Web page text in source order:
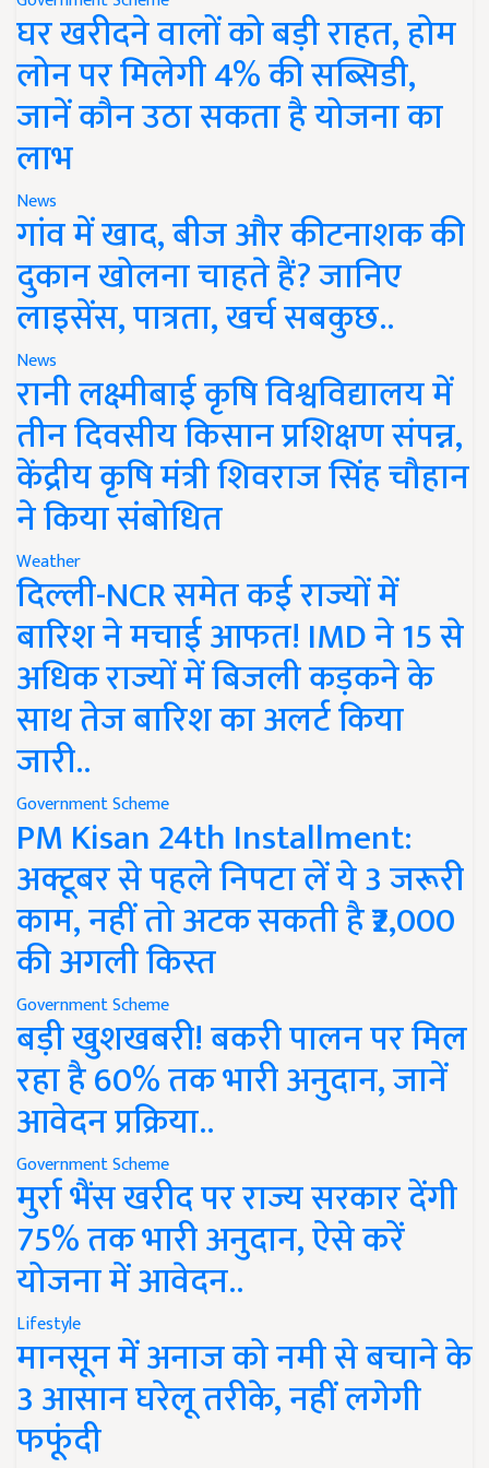
घर खरीदने वालों को बड़ी राहत, होम
लोन पर मिलेगी 4% की सब्सिडी,
जानें कौन उठा सकता है योजना का
लाभ
News
गांव में खाद, बीज और कीटनाशक की
दुकान खोलना चाहते हैं? जानिए
लाइसेंस, पात्रता, खर्च सबकुछ..
News
रानी लक्ष्मीबाई कृषि विश्वविद्यालय में
तीन दिवसीय किसान प्रशिक्षण संपन्न,
केंद्रीय कृषि मंत्री शिवराज सिंह चौहान
ने किया संबोधित
Weather
दिल्ली-NCR समेत कई राज्यों में
बारिश ने मचाई आफत! IMD ने 15 से
अधिक राज्यों में बिजली कड़कने के
साथ तेज बारिश का अलर्ट किया
जारी..
Government Scheme
PM Kisan 24th Installment:
अक्टूबर से पहले निपटा लें ये 3 जरूरी
काम, नहीं तो अटक सकती है ₹2,000
की अगली किस्त
Government Scheme
बड़ी खुशखबरी! बकरी पालन पर मिल
रहा है 60% तक भारी अनुदान, जानें
आवेदन प्रक्रिया..
Government Scheme
मुर्रा भैंस खरीद पर राज्य सरकार देंगी
75% तक भारी अनुदान, ऐसे करें
योजना में आवेदन..
Lifestyle
मानसून में अनाज को नमी से बचाने के
3 आसान घरेलू तरीके, नहीं लगेगी
फफूंदी